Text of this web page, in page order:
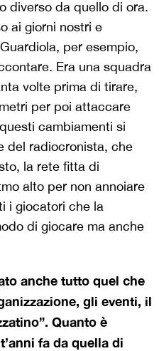
diverso da quello di ora.
ai giorni nostri e
per esempio,
Era una squadra
volte prima di tirare,
per poi attaccare
cambiamenti si
del radiocronista, che
la rete fitta di
alto per non annoiare
i giocatori che la
di giocare ma anche
anche tutto quel che
gli eventi, il
Quanto è
fa da quella di